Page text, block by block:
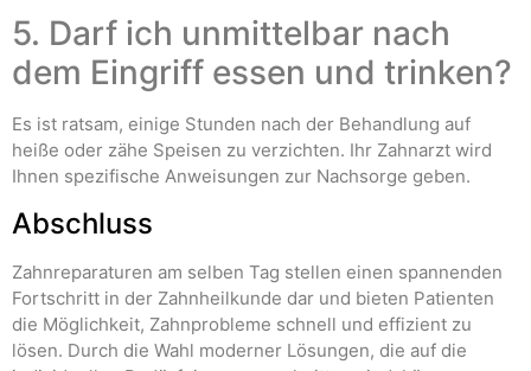
5. Darf ich unmittelbar nach
dem Eingriff essen und trinken?
Es ist ratsam, einige Stunden nach der Behandlung auf
heiße oder zähe Speisen zu verzichten. Ihr Zahnarzt wird
Ihnen spezifische Anweisungen zur Nachsorge geben.
Abschluss
Zahnreparaturen am selben Tag stellen einen spannenden
Fortschritt in der Zahnheilkunde dar und bieten Patienten
die Möglichkeit, Zahnprobleme schnell und effizient zu
lösen. Durch die Wahl moderner Lösungen, die auf die